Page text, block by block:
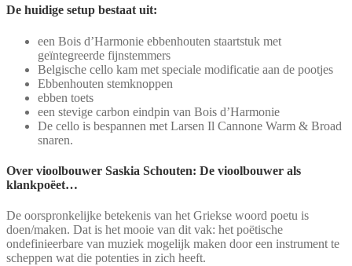
De huidige setup bestaat uit:
een Bois d’Harmonie ebbenhouten staartstuk met
geïntegreerde fijnstemmers
Belgische cello kam met speciale modificatie aan de pootjes
Ebbenhouten stemknoppen
ebben toets
een stevige carbon eindpin van Bois d’Harmonie
De cello is bespannen met Larsen Il Cannone Warm & Broad
snaren.
Over vioolbouwer Saskia Schouten: De vioolbouwer als
klankpoëet…
De oorspronkelijke betekenis van het Griekse woord poetu is
doen/maken. Dat is het mooie van dit vak: het poëtische
ondefinieerbare van muziek mogelijk maken door een instrument te
scheppen wat die potenties in zich heeft.